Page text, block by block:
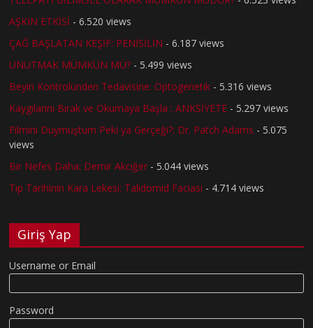
AŞKIN ETKİSİ - 6.520 views
ÇAĞ BAŞLATAN KEŞİF: PENİSİLİN - 6.187 views
UNUTMAK MÜMKÜN MÜ? - 5.499 views
Beyin Kontrolünden Tedavisine: Optogenetik - 5.316 views
Kaygılarını Bırak ve Okumaya Başla : ANKSİYETE - 5.297 views
Filmini Duymuştum Peki ya Gerçeği?: Dr. Patch Adams - 5.075
views
Bir Nefes Daha: Demir Akciğer - 5.044 views
Tıp Tarihinin Kara Lekesi: Talidomid Faciası - 4.714 views
Giriş Yap
Username or Email
Password